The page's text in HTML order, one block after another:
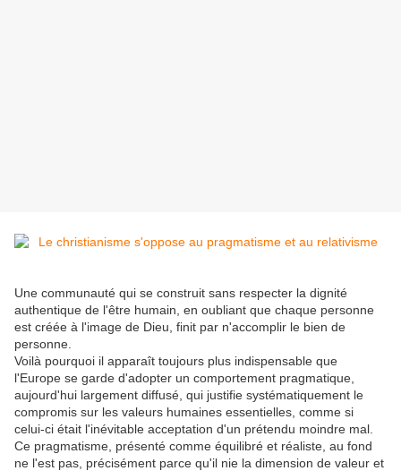
Une communauté qui se construit sans respecter la dignité
authentique de l'être humain, en oubliant que chaque personne
est créée à l'image de Dieu, finit par n'accomplir le bien de
personne.
Voilà pourquoi il apparaît toujours plus indispensable que
l'Europe se garde d'adopter un comportement pragmatique,
aujourd'hui largement diffusé, qui justifie systématiquement le
compromis sur les valeurs humaines essentielles, comme si
celui-ci était l'inévitable acceptation d'un prétendu moindre mal.
Ce pragmatisme, présenté comme équilibré et réaliste, au fond
ne l'est pas, précisément parce qu'il nie la dimension de valeur et